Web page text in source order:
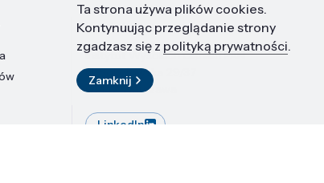
Kontakt
Instytut Wysokich Ciśnień PAN
ul. Sokołowska 29/37
01-142 Warszawa
LinkedIn
Ta strona używa plików cookies.
Kontynuując przeglądanie strony
zgadzasz się z polityką prywatności.
Zamknij